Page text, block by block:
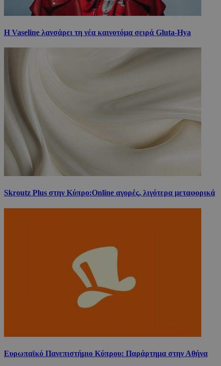
Η Vaseline λανσάρει τη νέα καινοτόμα σειρά Gluta-Hya
Skroutz Plus στην Κύπρο:Online αγορές, λιγότερα μεταφορικά
Ευρωπαϊκό Πανεπιστήμιο Κύπρου: Παράρτημα στην Αθήνα